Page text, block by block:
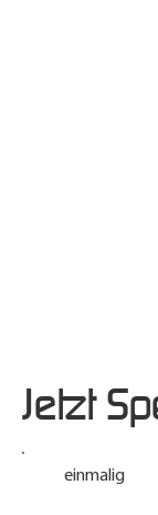
Jetzt
einmalig